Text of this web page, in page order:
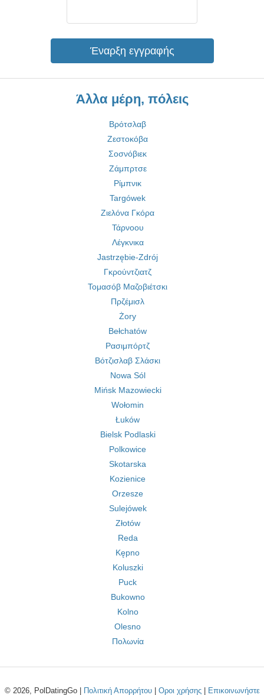
Έναρξη εγγραφής
Άλλα μέρη, πόλεις
Βρότσλαβ
Ζεστοκόβα
Σοσνόβιεκ
Ζάμπρτσε
Ρίμπνικ
Targówek
Ζιελόνα Γκόρα
Τάρνοου
Λέγκνικα
Jastrzębie-Zdrój
Γκρούντζιατζ
Τομασόβ Μαζοβιέτσκι
Πρζέμισλ
Żory
Bełchatów
Ρασιμπόρτζ
Βότζισλαβ Σλάσκι
Nowa Sól
Mińsk Mazowiecki
Wołomin
Łuków
Bielsk Podlaski
Polkowice
Skotarska
Kozienice
Orzesze
Sulejówek
Złotów
Reda
Kępno
Koluszki
Puck
Bukowno
Kolno
Olesno
Πολωνία
© 2026, PolDatingGo | Πολιτική Απορρήτου| Οροι χρήσης| Επικοινωνήστε